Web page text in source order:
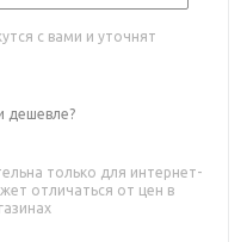
с вами и уточнят
дешевле?
только для интернет-
отличаться от цен в